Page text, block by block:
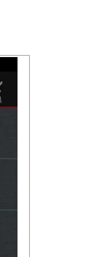
全防护策略。
为方便更为安全。